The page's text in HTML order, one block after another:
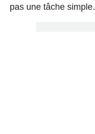
pas une tâche simple.